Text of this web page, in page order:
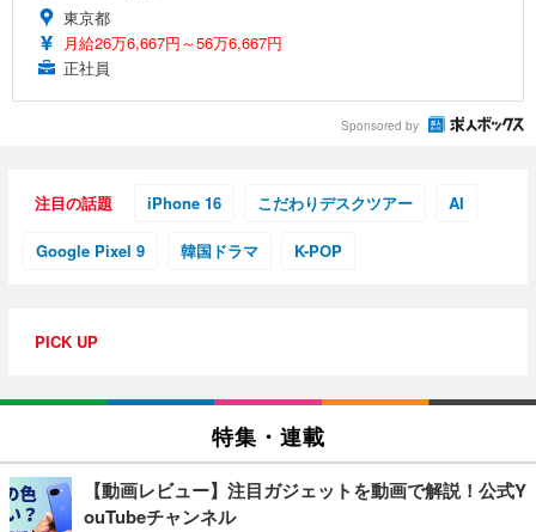
東京都
月給26万6,667円～56万6,667円
正社員
Sponsored by
注目の話題 iPhone 16 こだわりデスクツアー AI
Google Pixel 9 韓国ドラマ K-POP
PICK UP
特集・連載
【動画レビュー】注目ガジェットを動画で解説！公式Y
ouTubeチャンネル